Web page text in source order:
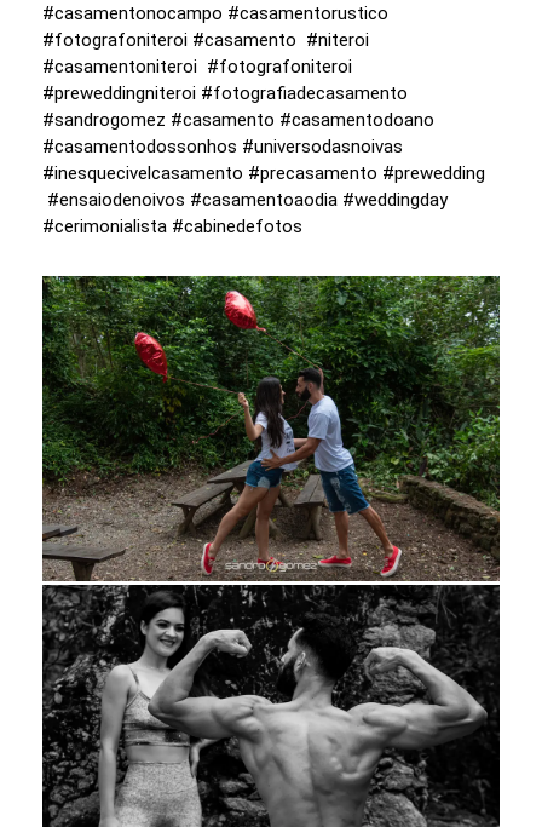
#casamentonocampo #casamentorustico
#fotografoniteroi #casamento #niteroi
#casamentoniteroi #fotografoniteroi
#preweddingniteroi #fotografiadecasamento
#sandrogomez #casamento #casamentodoano
#casamentodossonhos #universodasnoivas
#inesquecivelcasamento #precasamento #prewedding
#ensaiodenoivos #casamentoaodia #weddingday
#cerimonialista #cabinedefotos